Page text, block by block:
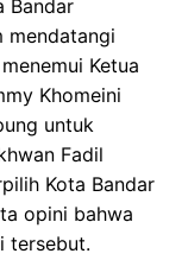
Bandar
mendatangi
Ketua
Khomeini
untuk
Fadil
Kota Bandar
opini bahwa
tersebut.